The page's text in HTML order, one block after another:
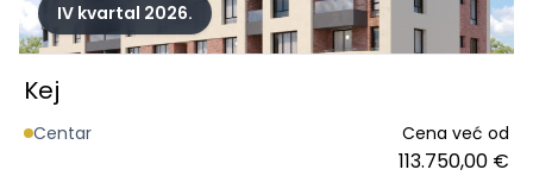
IV kvartal 2026.
Kej
Centar Cena već od
113.750,00 €